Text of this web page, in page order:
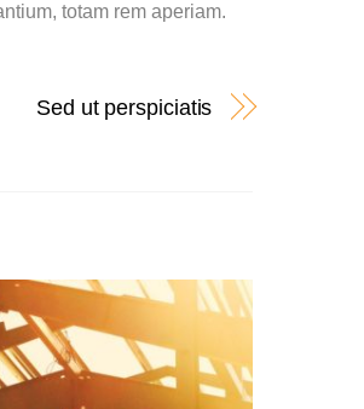
totam rem aperiam.
Sed ut perspiciatis